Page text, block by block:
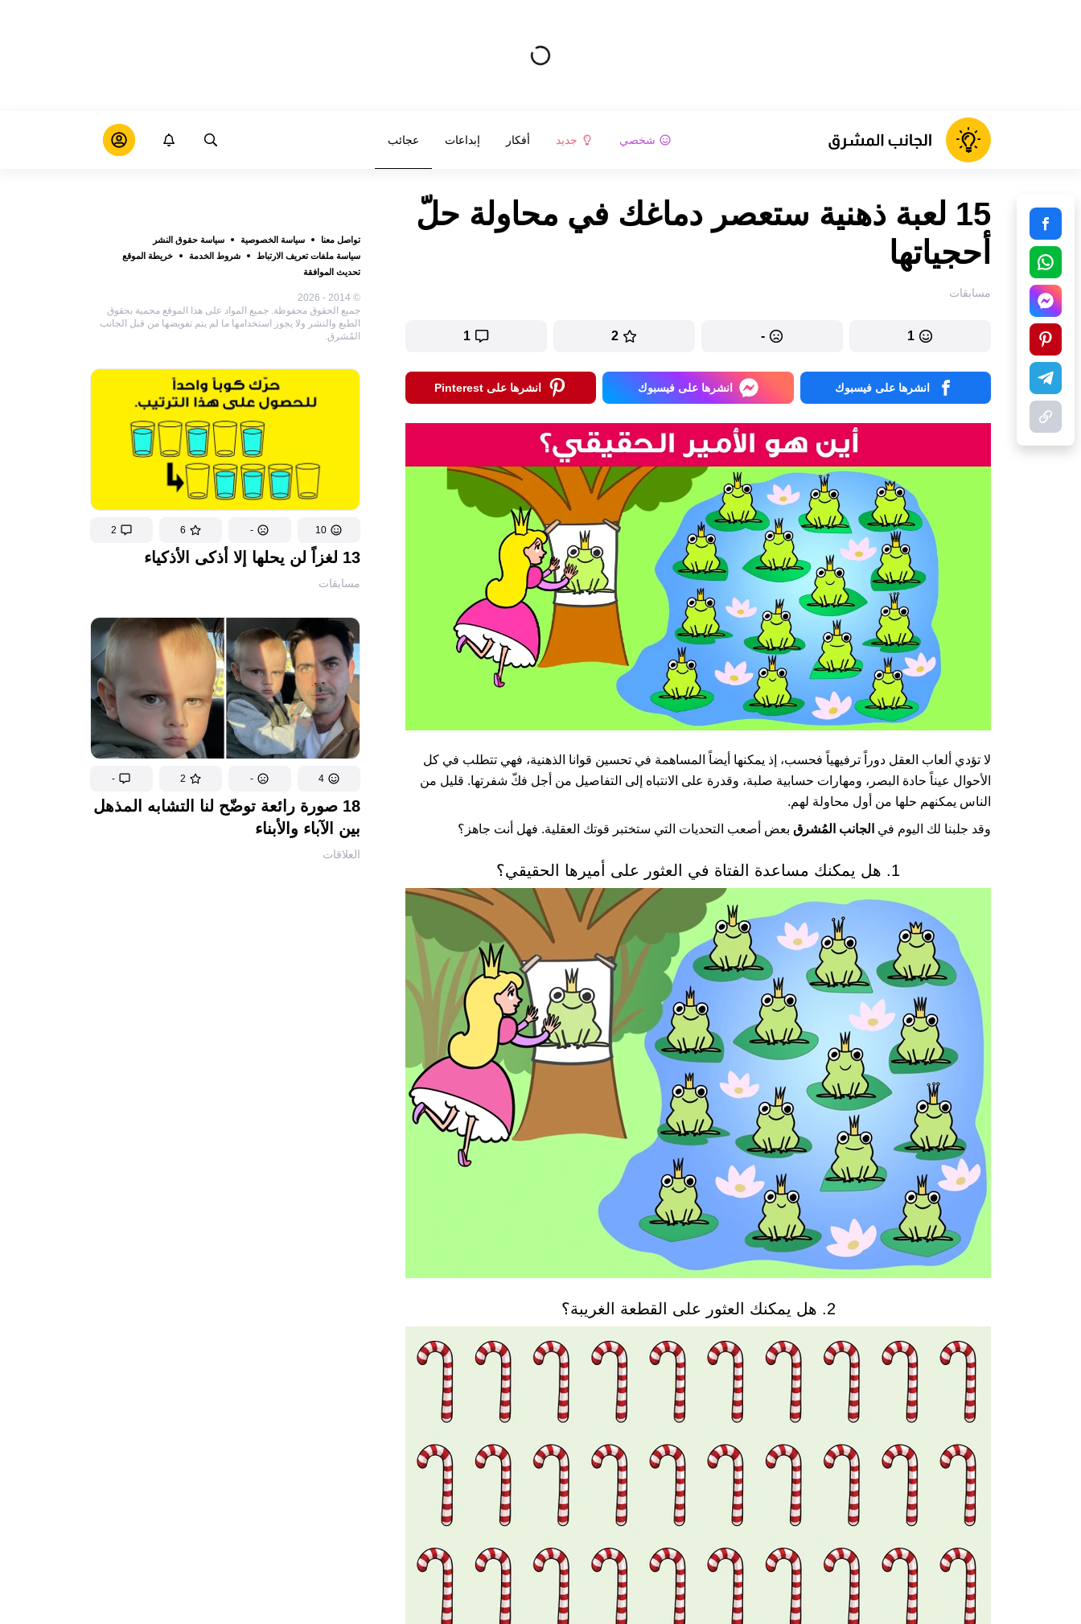
شخصي جديد أفكار إبداعات عجائب
تواصل معنا سياسة الخصوصية
سياسة حقوق النشر
سياسة ملفات تعريف الارتباط
شروط الخدمة
خريطة الموقع
تحديث الموافقة
© 2014 - 2026
جميع الحقوق محفوظة. جميع المواد على هذا الموقع محمية بحقوق
الطبع والنشر ولا يجوز استخدامها ما لم يتم تفويضها من قبل الجانب
المُشرق.
10
-
6
2
13 لغزاً لن يحلها إلا أذكى الأذكياء
مسابقات
4
-
2
-
18 صورة رائعة توضّح لنا التشابه المذهل
بين الآباء والأبناء
العلاقات
15 لعبة ذهنية ستعصر دماغك في محاولة حلّ
أحجياتها
مسابقات
1
-
2
1
انشرها على فيسبوك انشرها على فيسبوك انشرها على Pinterest
لا تؤدي ألعاب العقل دوراً ترفيهياً فحسب، إذ يمكنها أيضاً المساهمة في تحسين قوانا الذهنية، فهي تتطلب في كل
الأحوال عيناً حادة البصر، ومهارات حسابية صلبة، وقدرة على الانتباه إلى التفاصيل من أجل فكّ شفرتها. قليل من
الناس يمكنهم حلها من أول محاولة لهم.
وقد جلبنا لك اليوم في الجانب المُشرق بعض أصعب التحديات التي ستختبر قوتك العقلية. فهل أنت جاهز؟
1. هل يمكنك مساعدة الفتاة في العثور على أميرها الحقيقي؟
2. هل يمكنك العثور على القطعة الغريبة؟